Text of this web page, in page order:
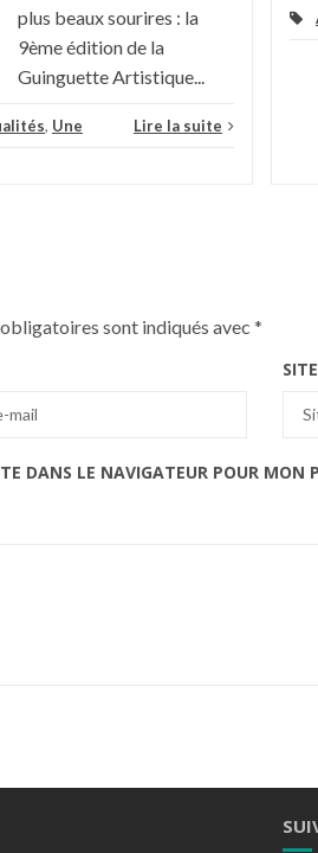
plus beaux sourires : la
9ème édition de la
Guinguette Artistique...
, Une Lire la suite
sont indiqués avec *
DANS LE NAVIGATEUR POUR MON